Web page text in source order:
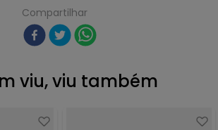
Compartilhar
viu, viu também